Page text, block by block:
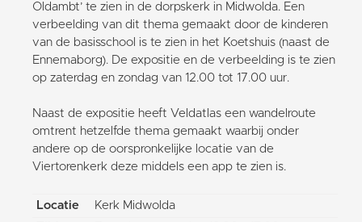
Oldambt’ te zien in de dorpskerk in Midwolda. Een
verbeelding van dit thema gemaakt door de kinderen
van de basisschool is te zien in het Koetshuis (naast de
Ennemaborg). De expositie en de verbeelding is te zien
op zaterdag en zondag van 12.00 tot 17.00 uur.
Naast de expositie heeft Veldatlas een wandelroute
omtrent hetzelfde thema gemaakt waarbij onder
andere op de oorspronkelijke locatie van de
Viertorenkerk deze middels een app te zien is.
Locatie
Kerk Midwolda